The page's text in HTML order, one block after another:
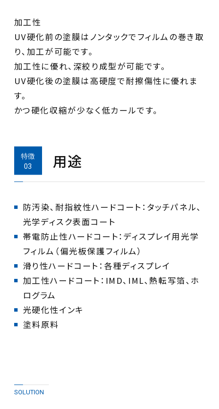
加工性
UV硬化前の塗膜はノンタックでフィルムの巻き取
り、加工が可能です。
加工性に優れ、深絞り成型が可能です。
UV硬化後の塗膜は高硬度で耐擦傷性に優れま
す。
かつ硬化収縮が少なく低カールです。
用途
防汚染、耐指紋性ハードコート：タッチパネル、
帯電防止性ハードコート：ディスプレイ用光学
加工性ハードコート：IMD、IML、熱転写箔、ホ
塗料原料
SOLUTION